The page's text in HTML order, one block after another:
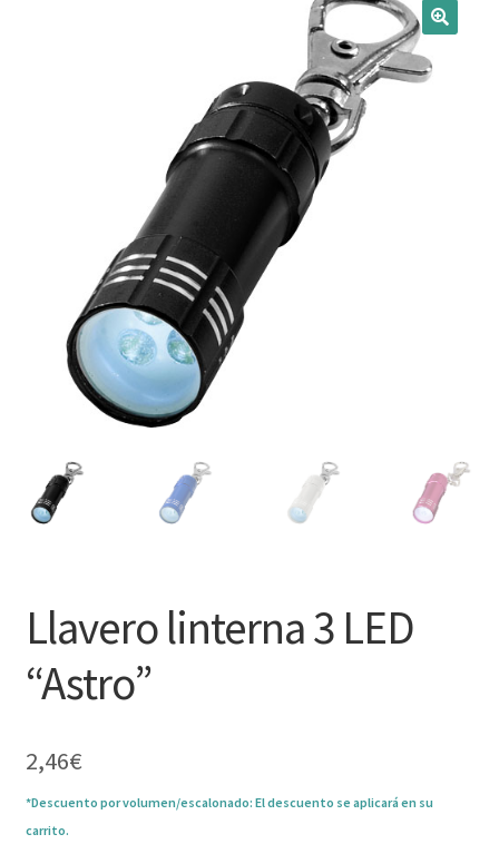
hijo
Llavero linterna 3 LED
“Astro”
2,46€
*Descuento por volumen/escalonado: El descuento se aplicará en su
carrito.